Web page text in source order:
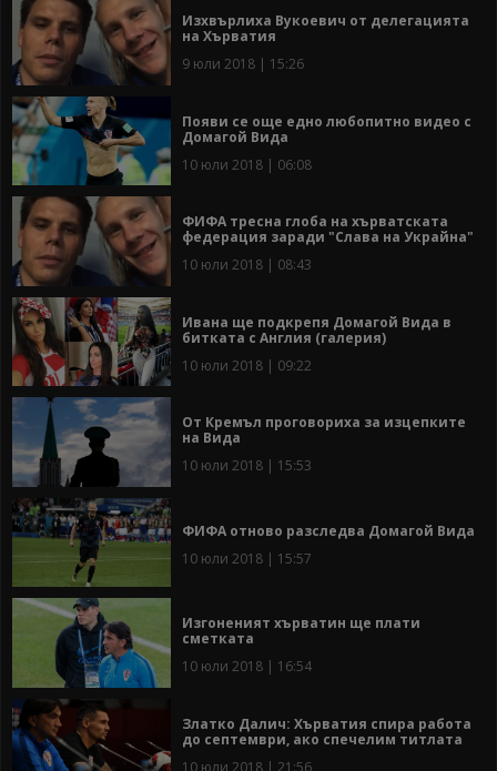
Изхвърлиха Вукоевич от делегацията
на Хърватия
9 юли 2018 | 15:26
Появи се още едно любопитно видео с
Домагой Вида
10 юли 2018 | 06:08
ФИФА тресна глоба на хърватската
федерация заради "Слава на Украйна"
10 юли 2018 | 08:43
Ивана ще подкрепя Домагой Вида в
битката с Англия (галерия)
10 юли 2018 | 09:22
От Кремъл проговориха за изцепките
на Вида
10 юли 2018 | 15:53
ФИФА отново разследва Домагой Вида
10 юли 2018 | 15:57
Изгоненият хърватин ще плати
сметката
10 юли 2018 | 16:54
Златко Далич: Хърватия спира работа
до септември, ако спечелим титлата
10 юли 2018 | 21:56